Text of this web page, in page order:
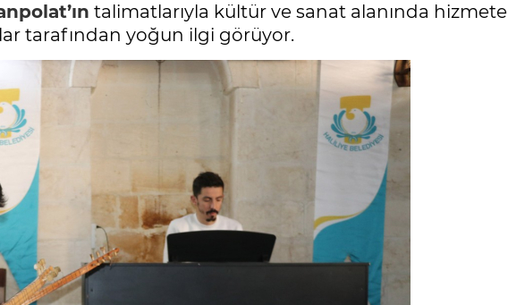
talimatlarıyla kültür ve sanat alanında hizmete
tarafından yoğun ilgi görüyor.